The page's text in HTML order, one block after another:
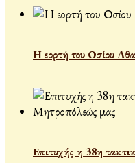
Η εορτή του Οσίου
Επιτυχής η 38η